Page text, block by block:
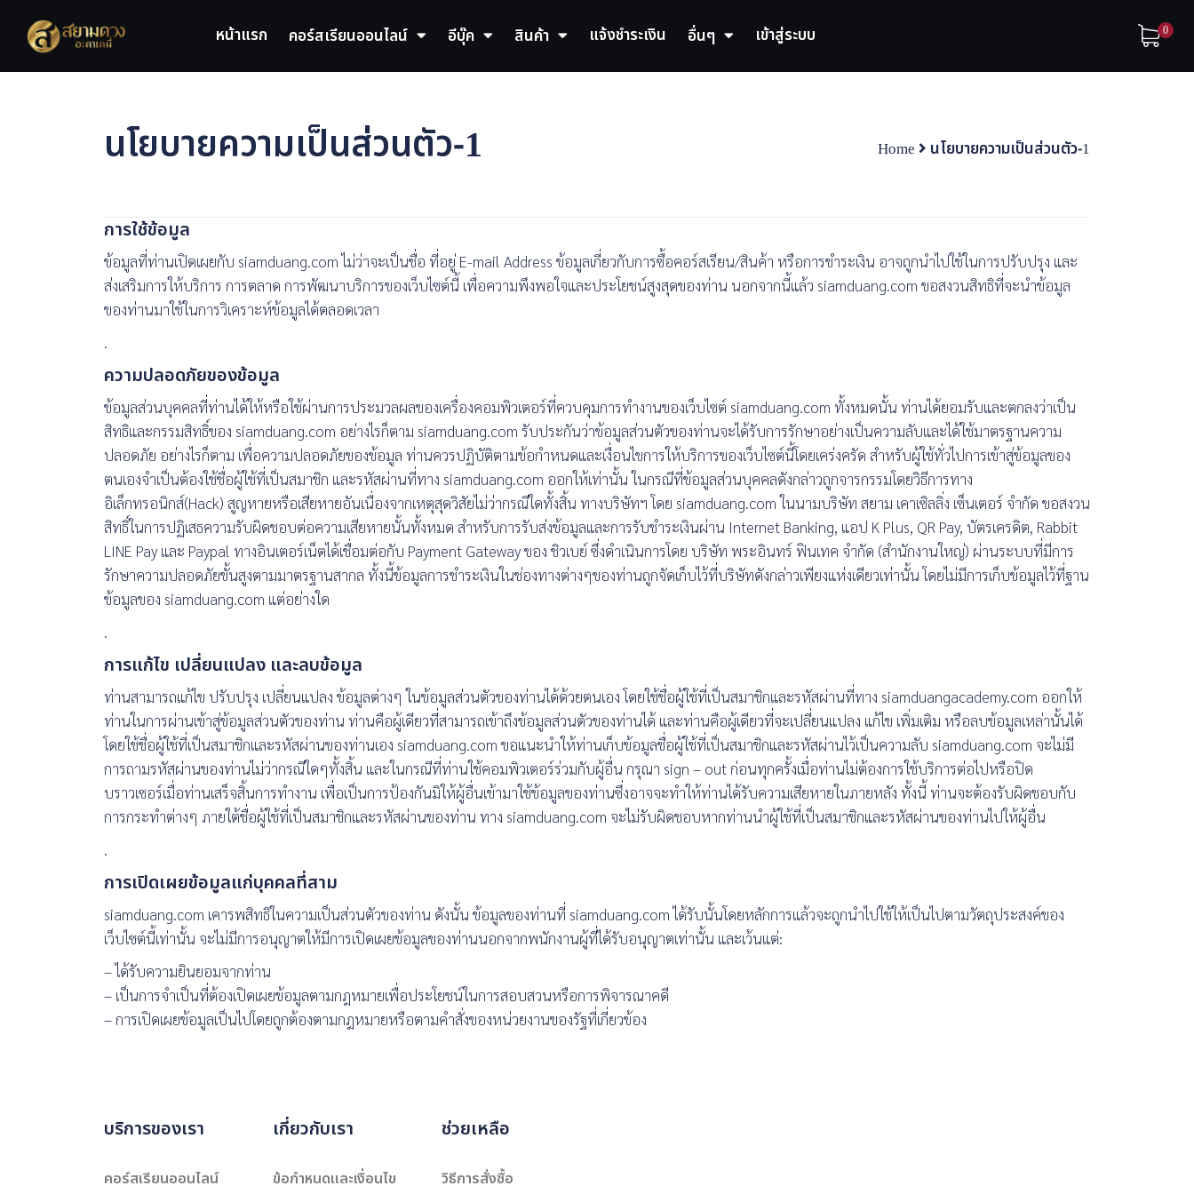
content
หน้าแรก คอร์สเรียนออนไลน์ อีบุ๊ค สินค้า แจ้งชำระเงิน อื่นๆ เข้าสู่ระบบ 0
นโยบายความเป็นส่วนตัว-1 Home นโยบายความเป็นส่วนตัว-1
การใช้ข้อมูล
ข้อมูลที่ท่านเปิดเผยกับ siamduang.com ไม่ว่าจะเป็นชื่อ ที่อยู่ E-mail Address ข้อมูลเกี่ยวกับการซื้อคอร์สเรียน/สินค้า หรือการชำระเงิน อาจถูกนำไปใช้ในการปรับปรุง และ
ส่งเสริมการให้บริการ การตลาด การพัฒนาบริการของเว็บไซต์นี้ เพื่อความพึงพอใจและประโยชน์สูงสุดของท่าน นอกจากนี้แล้ว siamduang.com ขอสงวนสิทธิที่จะนำข้อมูล
ของท่านมาใช้ในการวิเคราะห์ข้อมูลได้ตลอดเวลา
.
ความปลอดภัยของข้อมูล
ข้อมูลส่วนบุคคลที่ท่านได้ให้หรือใช้ผ่านการประมวลผลของเครื่องคอมพิวเตอร์ที่ควบคุมการทำงานของเว็บไซต์ siamduang.com ทั้งหมดนั้น ท่านได้ยอมรับและตกลงว่าเป็น
สิทธิและกรรมสิทธิ์ของ siamduang.com อย่างไรก็ตาม siamduang.com รับประกันว่าข้อมูลส่วนตัวของท่านจะได้รับการรักษาอย่างเป็นความลับและได้ใช้มาตรฐานความ
ปลอดภัย อย่างไรก็ตาม เพื่อความปลอดภัยของข้อมูล ท่านควรปฏิบัติตามข้อกำหนดและเงื่อนไขการให้บริการของเว็บไซต์นี้โดยเคร่งครัด สำหรับผู้ใช้ทั่วไปการเข้าสู่ข้อมูลของ
ตนเองจำเป็นต้องใช้ชื่อผู้ใช้ที่เป็นสมาชิก และรหัสผ่านที่ทาง siamduang.com ออกให้เท่านั้น ในกรณีที่ข้อมูลส่วนบุคคลดังกล่าวถูกจารกรรมโดยวิธีการทาง
อิเล็กทรอนิกส์(Hack) สูญหายหรือเสียหายอันเนื่องจากเหตุสุดวิสัยไม่ว่ากรณีใดทั้งสิ้น ทางบริษัทฯ โดย siamduang.com ในนามบริษัท สยาม เคาเซิลลิ่ง เซ็นเตอร์ จำกัด ขอสงวน
สิทธิ์ในการปฏิเสธความรับผิดชอบต่อความเสียหายนั้นทั้งหมด สำหรับการรับส่งข้อมูลและการรับชำระเงินผ่าน Internet Banking, แอป K Plus, QR Pay, บัตรเครดิต, Rabbit
LINE Pay และ Paypal ทางอินเตอร์เน็ตได้เชื่อมต่อกับ Payment Gateway ของ ชิวเบย์ ซึ่งดำเนินการโดย บริษัท พระอินทร์ ฟินเทค จำกัด (สำนักงานใหญ่) ผ่านระบบที่มีการ
รักษาความปลอดภัยขั้นสูงตามมาตรฐานสากล ทั้งนี้ข้อมูลการชำระเงินในช่องทางต่างๆของท่านถูกจัดเก็บไว้ที่บริษัทดังกล่าวเพียงแห่งเดียวเท่านั้น โดยไม่มีการเก็บข้อมูลไว้ที่ฐาน
ข้อมูลของ siamduang.com แต่อย่างใด
.
การแก้ไข เปลี่ยนแปลง และลบข้อมูล
ท่านสามารถแก้ไข ปรับปรุง เปลี่ยนแปลง ข้อมูลต่างๆ ในข้อมูลส่วนตัวของท่านได้ด้วยตนเอง โดยใช้ชื่อผู้ใช้ที่เป็นสมาชิกและรหัสผ่านที่ทาง siamduangacademy.com ออกให้
ท่านในการผ่านเข้าสู่ข้อมูลส่วนตัวของท่าน ท่านคือผู้เดียวที่สามารถเข้าถึงข้อมูลส่วนตัวของท่านได้ และท่านคือผู้เดียวที่จะเปลี่ยนแปลง แก้ไข เพิ่มเติม หรือลบข้อมูลเหล่านั้นได้
โดยใช้ชื่อผู้ใช้ที่เป็นสมาชิกและรหัสผ่านของท่านเอง siamduang.com ขอแนะนำให้ท่านเก็บข้อมูลชื่อผู้ใช้ที่เป็นสมาชิกและรหัสผ่านไว้เป็นความลับ siamduang.com จะไม่มี
การถามรหัสผ่านของท่านไม่ว่ากรณีใดๆทั้งสิ้น และในกรณีที่ท่านใช้คอมพิวเตอร์ร่วมกับผู้อื่น กรุณา sign – out ก่อนทุกครั้งเมื่อท่านไม่ต้องการใช้บริการต่อไปหรือปิด
บราวเซอร์เมื่อท่านเสร็จสิ้นการทำงาน เพื่อเป็นการป้องกันมิให้ผู้อื่นเข้ามาใช้ข้อมูลของท่านซึ่งอาจจะทำให้ท่านได้รับความเสียหายในภายหลัง ทั้งนี้ ท่านจะต้องรับผิดชอบกับ
การกระทำต่างๆ ภายใต้ชื่อผู้ใช้ที่เป็นสมาชิกและรหัสผ่านของท่าน ทาง siamduang.com จะไม่รับผิดชอบหากท่านนำผู้ใช้ที่เป็นสมาชิกและรหัสผ่านของท่านไปให้ผู้อื่น
.
การเปิดเผยข้อมูลแก่บุคคลที่สาม
siamduang.com เคารพสิทธิในความเป็นส่วนตัวของท่าน ดังนั้น ข้อมูลของท่านที่ siamduang.com ได้รับนั้นโดยหลักการแล้วจะถูกนำไปใช้ให้เป็นไปตามวัตถุประสงค์ของ
เว็บไซต์นี้เท่านั้น จะไม่มีการอนุญาตให้มีการเปิดเผยข้อมูลของท่านนอกจากพนักงานผู้ที่ได้รับอนุญาตเท่านั้น และเว้นแต่:
– ได้รับความยินยอมจากท่าน
– เป็นการจำเป็นที่ต้องเปิดเผยข้อมูลตามกฎหมายเพื่อประโยชน์ในการสอบสวนหรือการพิจารณาคดี
– การเปิดเผยข้อมูลเป็นไปโดยถูกต้องตามกฎหมายหรือตามคำสั่งของหน่วยงานของรัฐที่เกี่ยวข้อง
บริการของเรา
คอร์สเรียนออนไลน์
เกี่ยวกับเรา
ข้อกำหนดและเงื่อนไข
ช่วยเหลือ
วิธีการสั่งซื้อ